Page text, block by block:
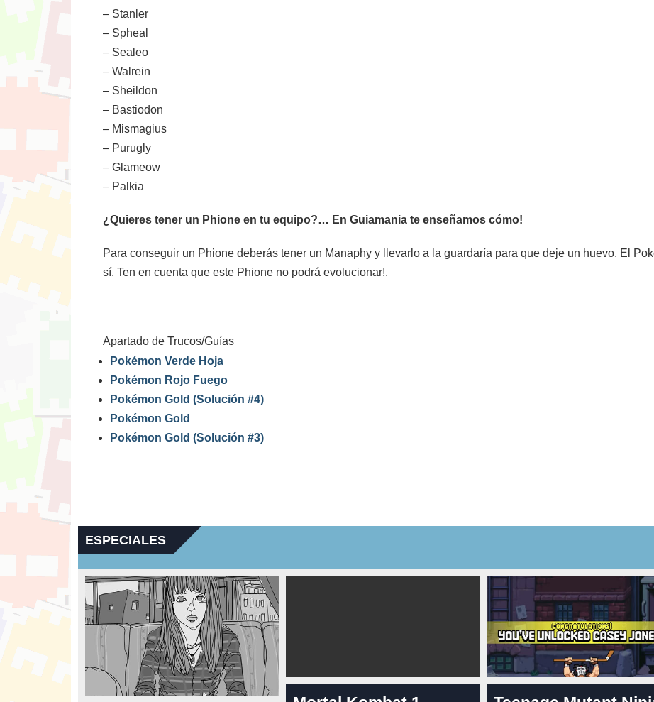
– Stanler
– Spheal
– Sealeo
– Walrein
– Sheildon
– Bastiodon
– Mismagius
– Purugly
– Glameow
– Palkia
¿Quieres tener un Phione en tu equipo?… En Guiamania te enseñamos cómo!
Para conseguir un Phione deberás tener un Manaphy y llevarlo a la guardaría para que deje un huevo. El
sí. Ten en cuenta que este Phione no podrá evolucionar!.
Apartado de Trucos/Guías
Pokémon Verde Hoja
Pokémon Rojo Fuego
Pokémon Gold (Solución #4)
Pokémon Gold
Pokémon Gold (Solución #3)
ESPECIALES